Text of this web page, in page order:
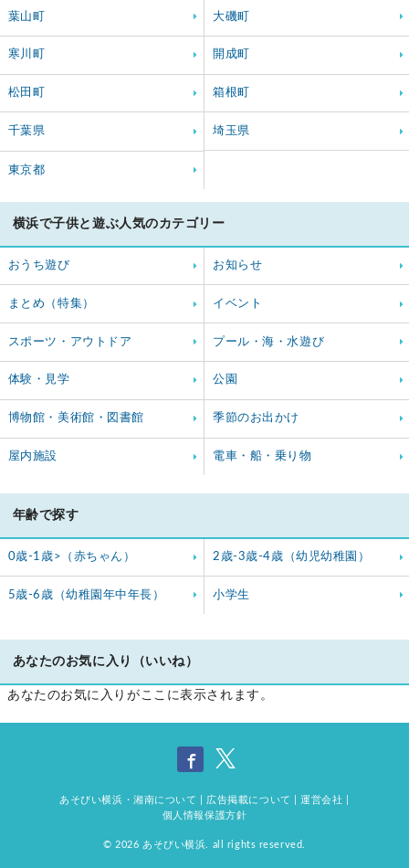
葉山町 大磯町
寒川町 開成町
松田町 箱根町
千葉県 埼玉県
東京都
横浜で子供と遊ぶ人気のカテゴリー
おうち遊び お知らせ
まとめ（特集） イベント
スポーツ・アウトドア プール・海・水遊び
体験・見学 公園
博物館・美術館・図書館 季節のお出かけ
屋内施設 電車・船・乗り物
年齢で探す
0歳-1歳>（赤ちゃん） 2歳-3歳-4歳（幼児幼稚園）
5歳-6歳（幼稚園年中年長） 小学生
あなたのお気に入り（いいね）
あなたのお気に入りがここに表示されます。
あそびい横浜・湘南について |広告掲載について |運営会社
個人情報保護方針
© 2026あそびい横浜. all rights reserved.